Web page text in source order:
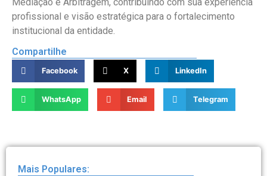
profissional e visão estratégica para o fortalecimento
institucional da entidade.
Compartilhe
Facebook X LinkedIn
WhatsApp Email Telegram
Mais Populares: